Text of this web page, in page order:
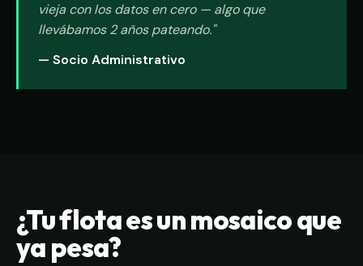
vieja con los datos en cero — algo que
llevábamos 2 años pateando."
— Socio Administrativo
¿Tu flota es un mosaico que
ya pesa?